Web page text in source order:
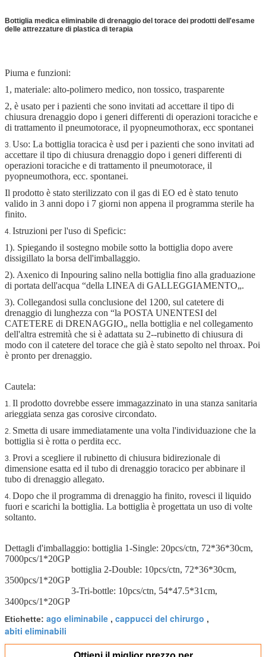
Bottiglia medica eliminabile di drenaggio del torace dei prodotti dell'esame
delle attrezzature di plastica di terapia
Piuma e funzioni:
1, materiale: alto-polimero medico, non tossico, trasparente
2, è usato per i pazienti che sono invitati ad accettare il tipo di
chiusura drenaggio dopo i generi differenti di operazioni toraciche e
di trattamento il pneumotorace, il pyopneumothorax, ecc spontanei
3. Uso: La bottiglia toracica è usd per i pazienti che sono invitati ad
accettare il tipo di chiusura drenaggio dopo i generi differenti di
operazioni toraciche e di trattamento il pneumotorace, il
pyopneumothora, ecc. spontanei.
Il prodotto è stato sterilizzato con il gas di EO ed è stato tenuto
valido in 3 anni dopo i 7 giorni non appena il programma sterile ha
finito.
4. Istruzioni per l'uso di Speficic:
1). Spiegando il sostegno mobile sotto la bottiglia dopo avere
dissigillato la borsa dell'imballaggio.
2). Axenico di Inpouring salino nella bottiglia fino alla graduazione
di portata dell'acqua “della LINEA di GALLEGGIAMENTO„.
3). Collegandosi sulla conclusione del 1200, sul catetere di
drenaggio di lunghezza con “la POSTA UNENTESI del
CATETERE di DRENAGGIO„ nella bottiglia e nel collegamento
dell'altra estremità che si è adattata su 2--rubinetto di chiusura di
modo con il catetere del torace che già è stato sepolto nel throax. Poi
è pronto per drenaggio.
Cautela:
1. Il prodotto dovrebbe essere immagazzinato in una stanza sanitaria
arieggiata senza gas corosive circondato.
2. Smetta di usare immediatamente una volta l'individuazione che la
bottiglia si è rotta o perdita ecc.
3. Provi a scegliere il rubinetto di chiusura bidirezionale di
dimensione esatta ed il tubo di drenaggio toracico per abbinare il
tubo di drenaggio allegato.
4. Dopo che il programma di drenaggio ha finito, rovesci il liquido
fuori e scarichi la bottiglia. La bottiglia è progettata un uso di volte
soltanto.
Dettagli d'imballaggio: bottiglia 1-Single: 20pcs/ctn, 72*36*30cm,
7000pcs/1*20GP
bottiglia 2-Double: 10pcs/ctn, 72*36*30cm,
3500pcs/1*20GP
3-Tri-bottle: 10pcs/ctn, 54*47.5*31cm,
3400pcs/1*20GP
Etichette: ago eliminabile , cappucci del chirurgo ,
abiti eliminabili